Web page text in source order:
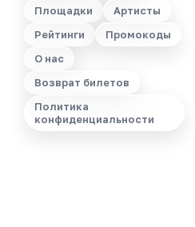
Площадки
Артисты
Рейтинги
Промокоды
О нас
Возврат билетов
Политика
конфиденциальности